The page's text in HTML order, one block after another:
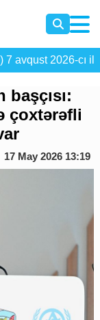
avqust 2026-cı il
çoxtərəfli
17 May 2026 13:19